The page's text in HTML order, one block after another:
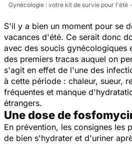
Gynécologie : votre kit de survie pour l'été
S'il y a bien un moment pour se
vacances d'été. Ce serait donc
avec des soucis gynécologiques
des premiers tracas auquel on
s'agit en effet de l'une des
à cette période : chaleur, sueur,
fréquentes et manque
étrangers.
Une dose de
En prévention, les consignes les
de bien s'hydrater et d'uriner